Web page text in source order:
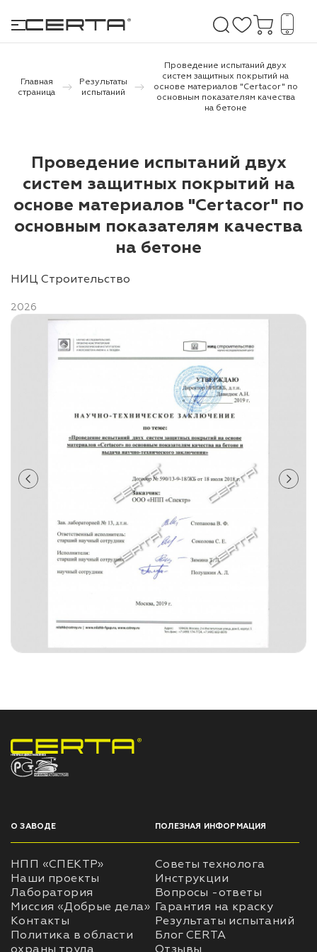
бетону,
по
и эмали
Главная
страница
Результаты
испытаний
Проведение испытаний двух
систем защитных покрытий на
основе материалов "Certacor" по
основным показателям качества
на бетоне
Проведение испытаний двух
систем защитных покрытий на
основе материалов "Certacor" по
основным показателям качества
на бетоне
НИЦ Строительство
2026
НПП «СПЕКТР» ЗАВОД ЛАКОКРАСОЧНЫХ МАТЕРИАЛОВ
О ЗАВОДЕ
НПП «СПЕКТР»
Наши проекты
Лаборатория
Миссия «Добрые дела»
Контакты
Политика в области
ПОЛЕЗНАЯ ИНФОРМАЦИЯ
Советы технолога
Инструкции
Вопросы -ответы
Гарантия на краску
Результаты испытаний
Блог CERTA
Отзывы